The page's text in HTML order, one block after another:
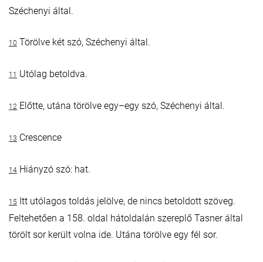
Széchenyi által.
10 Törölve két szó, Széchenyi által.
11 Utólag betoldva.
12 Előtte, utána törölve egy–egy szó, Széchenyi által.
13 Crescence
14 Hiányzó szó: hat.
15 Itt utólagos toldás jelölve, de nincs betoldott szöveg.
Feltehetően a 158. oldal hátoldalán szereplő Tasner által
törölt sor került volna ide. Utána törölve egy fél sor.